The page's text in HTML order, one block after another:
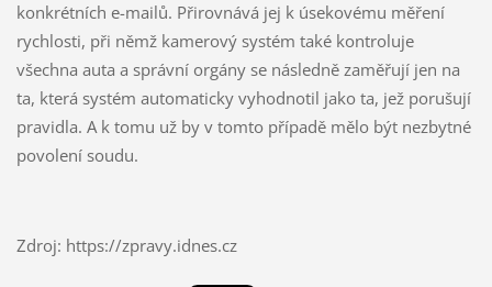
konkrétních e-mailů. Přirovnává jej k úsekovému měření
rychlosti, při němž kamerový systém také kontroluje
všechna auta a správní orgány se následně zaměřují jen na
ta, která systém automaticky vyhodnotil jako ta, jež porušují
pravidla. A k tomu už by v tomto případě mělo být nezbytné
povolení soudu.
Zdroj: https://zpravy.idnes.cz